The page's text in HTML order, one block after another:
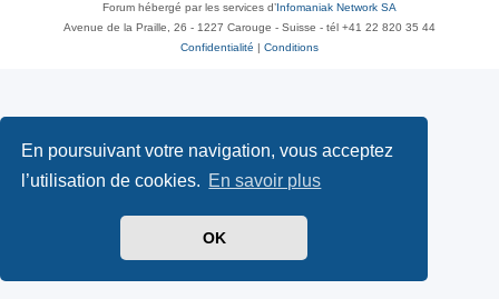
En poursuivant votre navigation, vous acceptez
l’utilisation de cookies. En savoir plus
OK
Forum hébergé par les services d’ Infomaniak Network SA
Avenue de la Praille, 26 - 1227 Carouge - Suisse - tél +41 22 820 35 44
Confidentialité
Conditions